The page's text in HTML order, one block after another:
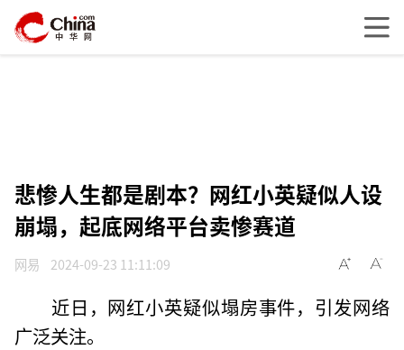
悲惨人生都是剧本？网红小英疑似人设
崩塌，起底网络平台卖惨赛道
网易 2024-09-23 11:11:09
近日，网红小英疑似塌房事件，引发网络
广泛关注。